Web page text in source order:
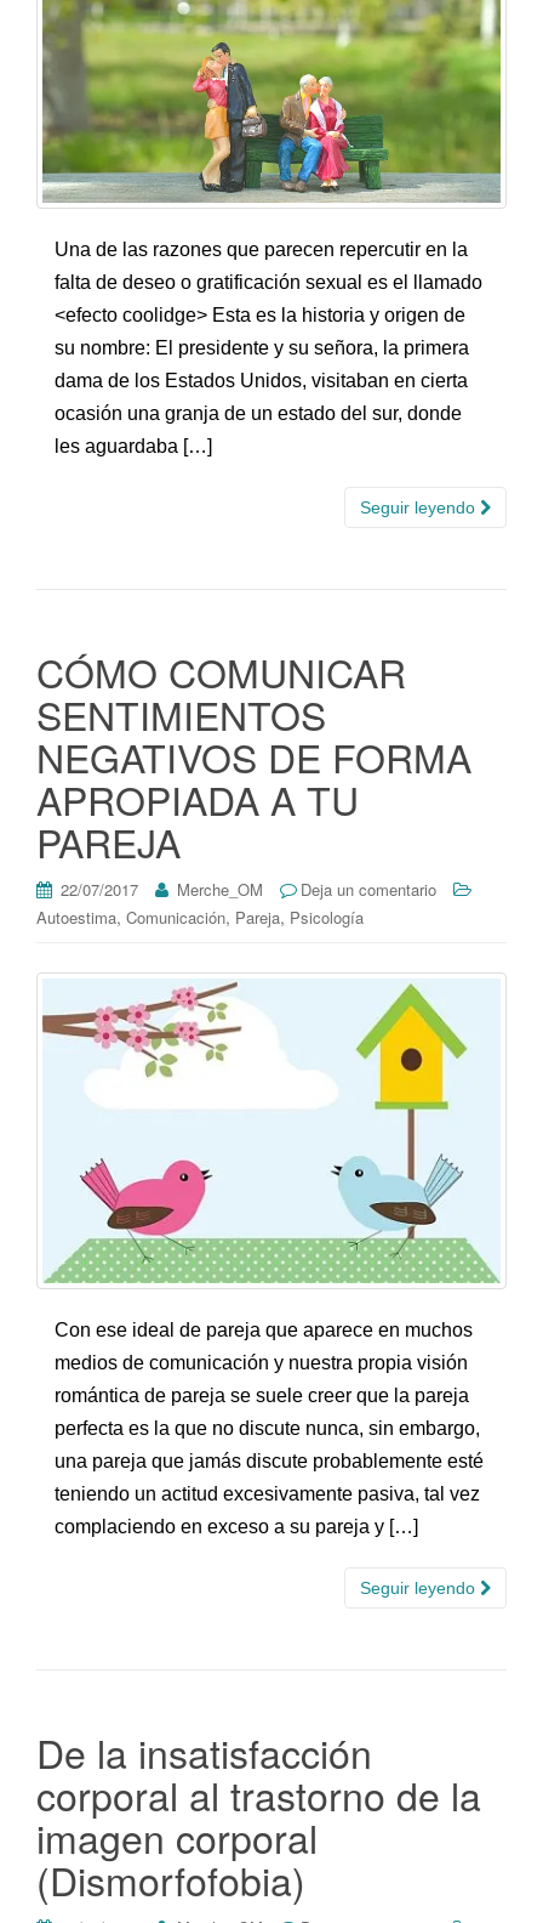
Una de las razones que parecen repercutir en la
falta de deseo o gratificación sexual es el llamado
<efecto coolidge> Esta es la historia y origen de
su nombre: El presidente y su señora, la primera
dama de los Estados Unidos, visitaban en cierta
ocasión una granja de un estado del sur, donde
les aguardaba […]
Seguir leyendo
CÓMO COMUNICAR
SENTIMIENTOS
NEGATIVOS DE FORMA
APROPIADA A TU
PAREJA
22/07/2017 Merche_OM
Deja un comentario
Autoestima, Comunicación, Pareja, Psicología
Con ese ideal de pareja que aparece en muchos
medios de comunicación y nuestra propia visión
romántica de pareja se suele creer que la pareja
perfecta es la que no discute nunca, sin embargo,
una pareja que jamás discute probablemente esté
teniendo un actitud excesivamente pasiva, tal vez
complaciendo en exceso a su pareja y […]
Seguir leyendo
De la insatisfacción
corporal al trastorno de la
imagen corporal
(Dismorfofobia)